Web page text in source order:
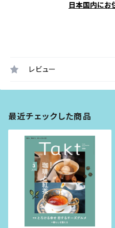
日本国内にお
レビュー
最近チェックした商品